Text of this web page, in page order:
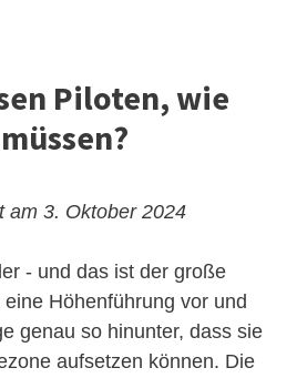
Piloten, wie
am 3. Oktober 2024
- und das ist der große
Höhenführung vor und
genau so hinunter, dass sie
aufsetzen können. Die